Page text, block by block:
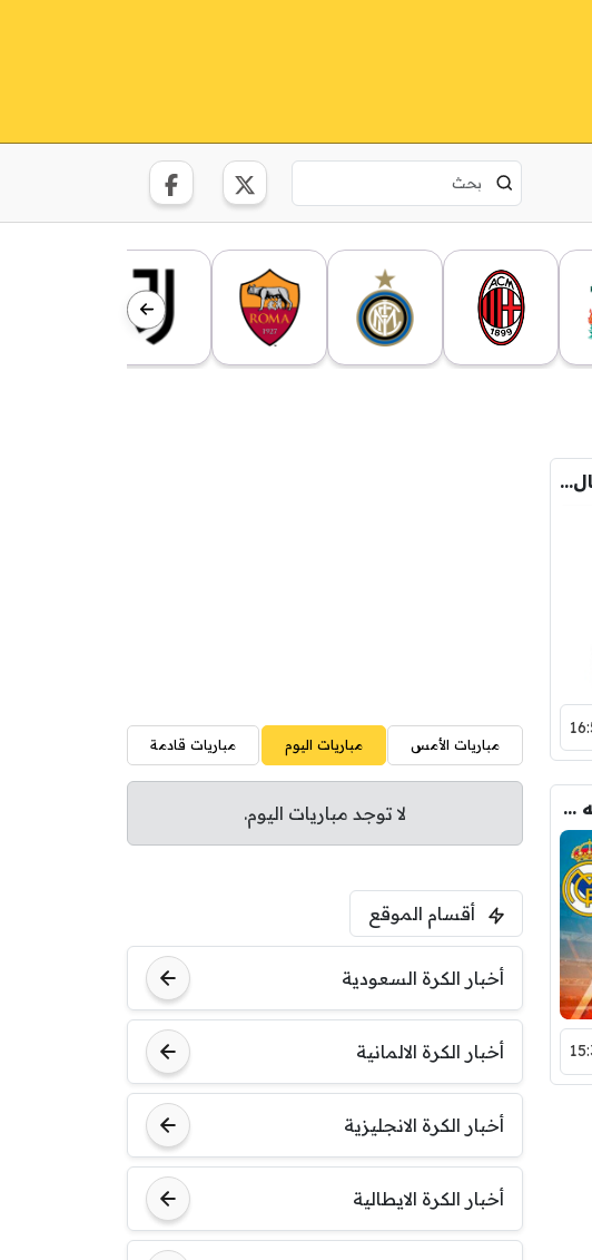
عاجل تمت الصفقة … كليان مبابي وقع لريال مدريد
انتقال كليان مبابي الى ريال مدريد … القصه كاملة …!
مباريات الأمس مباريات اليوم مباريات قادمة
لا توجد مباريات اليوم.
أقسام الموقع
أخبار الكرة السعودية
أخبار الكرة الالمانية
أخبار الكرة الانجليزية
أخبار الكرة الايطالية